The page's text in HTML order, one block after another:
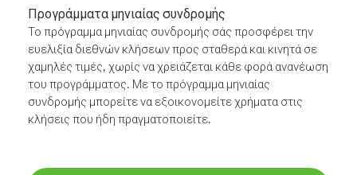
Προγράμματα μηνιαίας συνδρομής
Το πρόγραμμα μηνιαίας συνδρομής σάς προσφέρει την
ευελιξία διεθνών κλήσεων προς σταθερά και κινητά σε
χαμηλές τιμές, χωρίς να χρειάζεται κάθε φορά ανανέωση
του προγράμματος. Με το πρόγραμμα μηνιαίας
συνδρομής μπορείτε να εξοικονομείτε χρήματα στις
κλήσεις που ήδη πραγματοποιείτε.